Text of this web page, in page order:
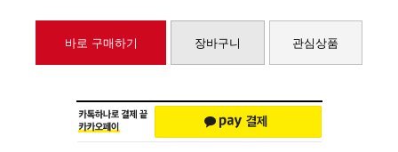
바로 구매하기 장바구니 관심상품